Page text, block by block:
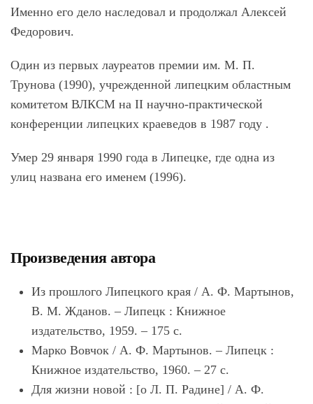
Именно его дело наследовал и продолжал Алексей
Федорович.
Один из первых лауреатов премии им. М. П.
Трунова (1990), учрежденной липецким областным
комитетом ВЛКСМ на II научно-практической
конференции липецких краеведов в 1987 году .
Умер 29 января 1990 года в Липецке, где одна из
улиц названа его именем (1996).
Произведения автора
Из прошлого Липецкого края / А. Ф. Мартынов,
В. М. Жданов. ‒ Липецк : Книжное
издательство, 1959. ‒ 175 с.
Марко Вовчок / А. Ф. Мартынов. ‒ Липецк :
Книжное издательство, 1960. ‒ 27 с.
Для жизни новой : [о Л. П. Радине] / А. Ф.